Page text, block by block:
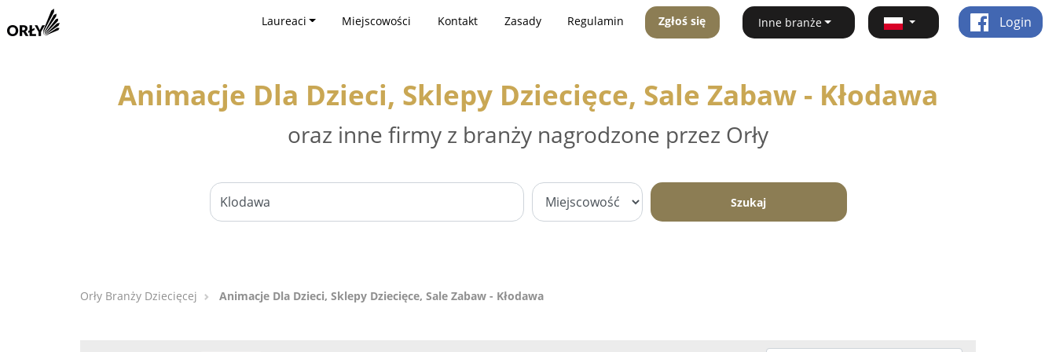
Laureaci Miejscowości Kontakt Zasady Regulamin Zgłoś się Inne branże Login
Animacje Dla Dzieci, Sklepy Dziecięce, Sale Zabaw - Kłodawa
oraz inne firmy z branży nagrodzone przez Orły
Szukaj
Orły Branży Dziecięcej Animacje Dla Dzieci, Sklepy Dziecięce, Sale Zabaw - Kłodawa